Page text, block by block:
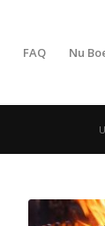
FAQ Nu